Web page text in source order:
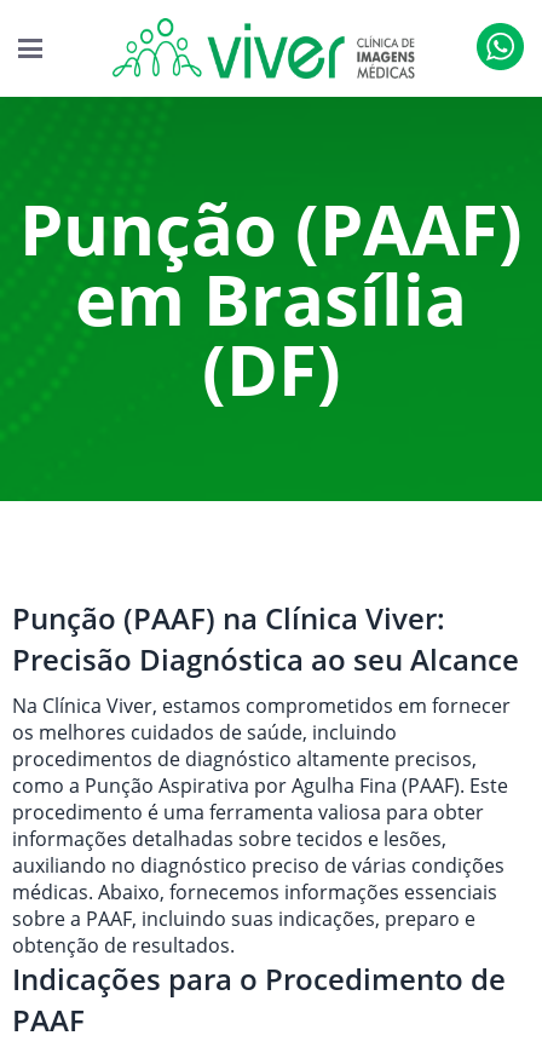
Punção (PAAF)
em Brasília
(DF)
Punção (PAAF) na Clínica Viver:
Precisão Diagnóstica ao seu Alcance
Na Clínica Viver, estamos comprometidos em fornecer
os melhores cuidados de saúde, incluindo
procedimentos de diagnóstico altamente precisos,
como a Punção Aspirativa por Agulha Fina (PAAF). Este
procedimento é uma ferramenta valiosa para obter
informações detalhadas sobre tecidos e lesões,
auxiliando no diagnóstico preciso de várias condições
médicas. Abaixo, fornecemos informações essenciais
sobre a PAAF, incluindo suas indicações, preparo e
obtenção de resultados.
Indicações para o Procedimento de
PAAF